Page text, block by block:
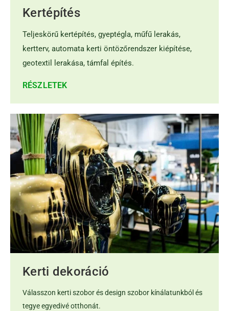
Kertépítés
Teljeskörű kertépítés, gyeptégla, műfű lerakás,
kertterv, automata kerti öntözőrendszer kiépítése,
geotextil lerakása, támfal építés.
RÉSZLETEK
Kerti dekoráció
Válasszon kerti szobor és design szobor kínálatunkból és
tegye egyedivé otthonát.